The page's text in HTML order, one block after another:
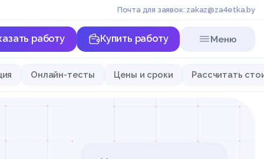
Почта для заявок: zakaz@za4etka.by
работу Купить работу Меню
Онлайн-тесты Цены и сроки Рассчитать